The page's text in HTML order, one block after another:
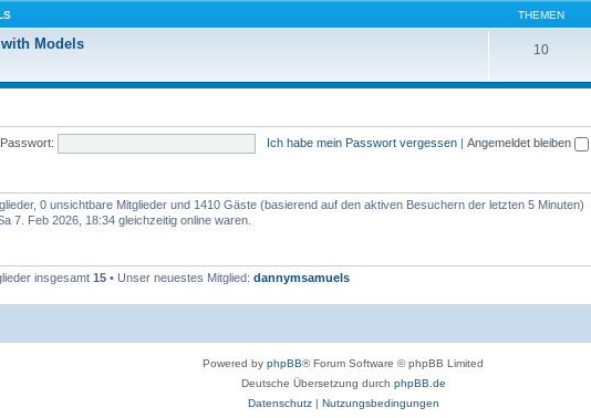
THEMEN
Models 10
Passwort: Ich habe mein Passwort vergessen | Angemeldet bleiben
0 unsichtbare Mitglieder und 1410 Gäste (basierend auf den aktiven Besuchern der letzten 5 Minuten)
7. Feb 2026, 18:34 gleichzeitig online waren.
insgesamt 15 • Unser neuestes Mitglied: dannymsamuels
Powered by phpBB® Forum Software © phpBB Limited
Deutsche Übersetzung durch phpBB.de
Datenschutz| Nutzungsbedingungen